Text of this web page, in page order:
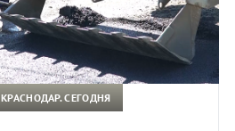
КРАСНОДАР. СЕГОДНЯ